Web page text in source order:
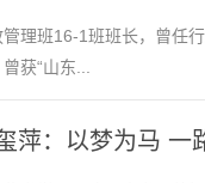
理班16-1班班长，曾任
获“山东...
萍：以梦为马 一